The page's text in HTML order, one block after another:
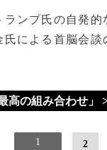
ンプ氏の自発的
による首脳会
最高の組み合わせ」
1 2